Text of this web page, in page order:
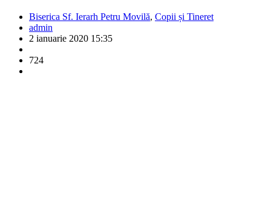
Biserica Sf. Ierarh Petru Movilă, Copii și Tineret
admin
2 ianuarie 2020 15:35
724